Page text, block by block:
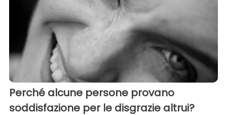
Perché alcune persone provano
soddisfazione per le disgrazie altrui?